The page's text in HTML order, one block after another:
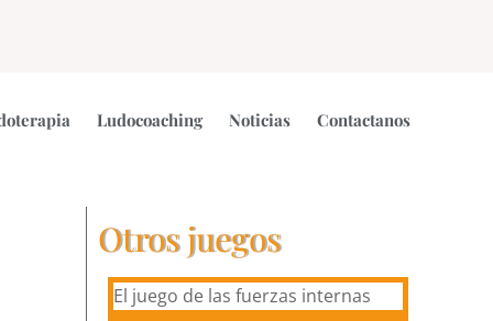
Ludocoaching Noticias Contactanos
Otros juegos
El juego de las fuerzas internas